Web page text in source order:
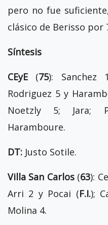
pero no fue
clásico de Berisso por
Síntesis
CEyE (75): Sanchez
Rodriguez 5 y
Noetzly 5; Jara;
Haramboure.
DT: Justo Sotile.
Villa San Carlos(63):
Arri 2 y Pocai (F.I.);
Molina 4.